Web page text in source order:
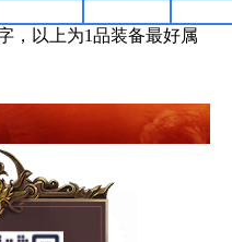
，以上为1品装备最好属